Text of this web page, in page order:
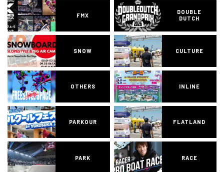
FMX
DOUBLE
DUTCH
SNOW CULTURE
OTHERS INLINE
PARKOUR FLATLAND
PARK RACE